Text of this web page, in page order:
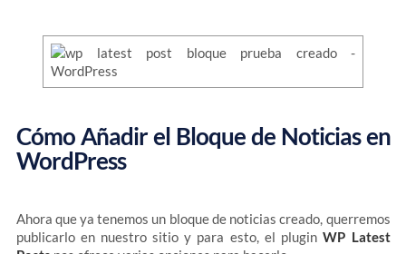
Cómo Añadir el Bloque de Noticias en
WordPress
Ahora que ya tenemos un bloque de noticias creado, querremos
publicarlo en nuestro sitio y para esto, el pluginWP Latest